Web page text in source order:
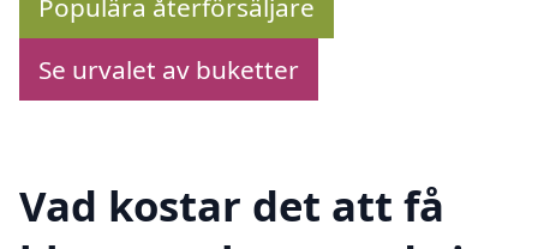
Populära återförsäljare
Se urvalet av buketter
Vad kostar det att få